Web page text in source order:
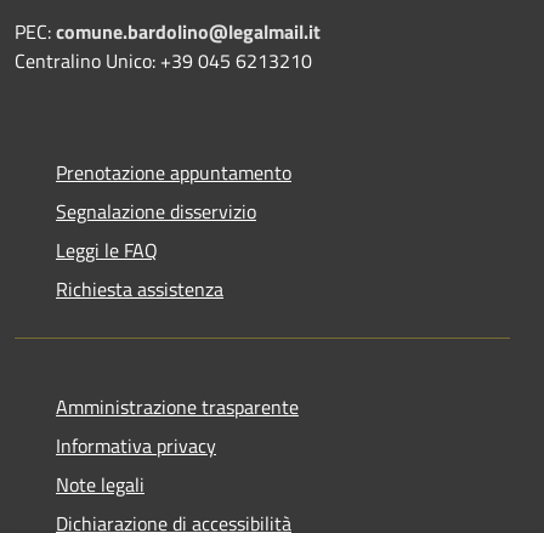
PEC:comune.bardolino@legalmail.it
Centralino Unico: +39 045 6213210
Prenotazione appuntamento
Segnalazione disservizio
Leggi le FAQ
Richiesta assistenza
Amministrazione trasparente
Informativa privacy
Note legali
Dichiarazione di accessibilità